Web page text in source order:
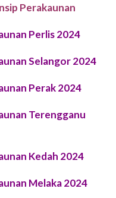
Perakaunan
Perlis 2024
Selangor 2024
Perak 2024
Terengganu
Kedah 2024
Melaka 2024